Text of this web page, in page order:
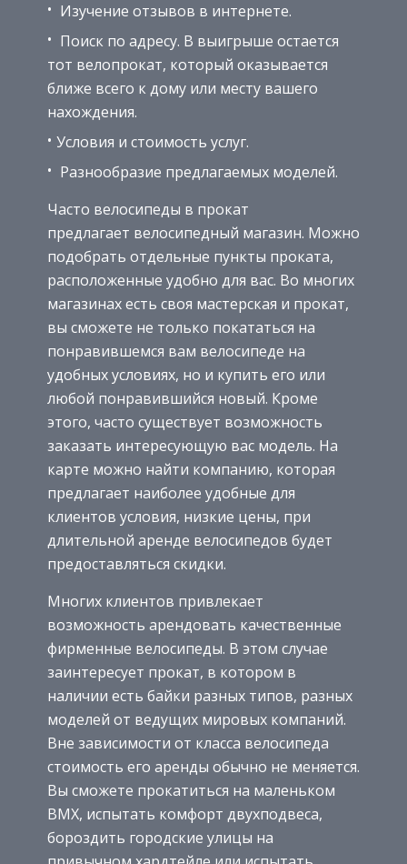
Изучение отзывов в интернете.
Поиск по адресу. В выигрыше остается
тот велопрокат, который оказывается
ближе всего к дому или месту вашего
нахождения.
Условия и стоимость услуг.
Разнообразие предлагаемых моделей.
Часто велосипеды в прокат
предлагает велосипедный магазин. Можно
подобрать отдельные пункты проката,
расположенные удобно для вас. Во многих
магазинах есть своя мастерская и прокат,
вы сможете не только покататься на
понравившемся вам велосипеде на
удобных условиях, но и купить его или
любой понравившийся новый. Кроме
этого, часто существует возможность
заказать интересующую вас модель. На
карте можно найти компанию, которая
предлагает наиболее удобные для
клиентов условия, низкие цены, при
длительной аренде велосипедов будет
предоставляться скидки.
Многих клиентов привлекает
возможность арендовать качественные
фирменные велосипеды. В этом случае
заинтересует прокат, в котором в
наличии есть байки разных типов, разных
моделей от ведущих мировых компаний.
Вне зависимости от класса велосипеда
стоимость его аренды обычно не меняется.
Вы сможете прокатиться на маленьком
BMX, испытать комфорт двухподвеса,
бороздить городские улицы на